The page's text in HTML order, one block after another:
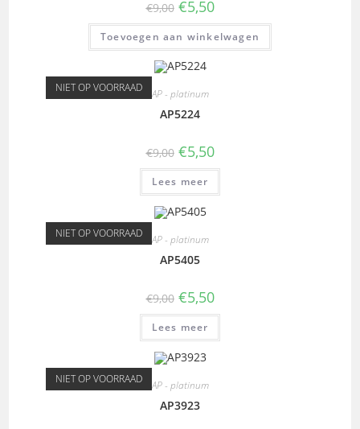
€9,00 €5,50
Toevoegen aan winkelwagen
NIET OP VOORRAAD AP - platinum
AP5224
€9,00 €5,50
Lees meer
NIET OP VOORRAAD AP - platinum
AP5405
€9,00 €5,50
Lees meer
NIET OP VOORRAAD AP - platinum
AP3923